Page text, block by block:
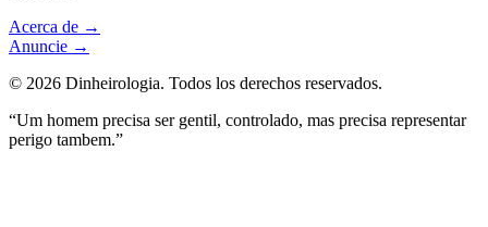
Acerca de →
Anuncie →
© 2026 Dinheirologia. Todos los derechos reservados.
“Um homem precisa ser gentil, controlado, mas precisa representar
perigo tambem.”